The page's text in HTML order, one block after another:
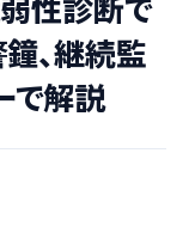
、継続監
で解説